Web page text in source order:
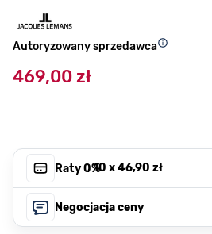
Autoryzowany sprzedawca
469,00 zł
Raty 0%, 10 x46,90 zł
Negocjacja ceny